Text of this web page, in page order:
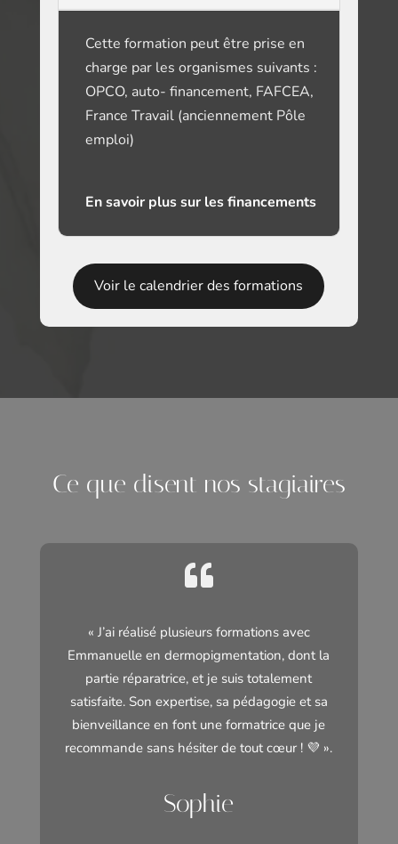
Cette formation peut être prise en
charge par les organismes suivants :
OPCO, auto- financement, FAFCEA,
France Travail (anciennement Pôle
emploi)
En savoir plus sur les financements
Voir le calendrier des formations
Ce que disent nos stagiaires

« J’ai réalisé plusieurs formations avec
Emmanuelle en dermopigmentation, dont la
partie réparatrice, et je suis totalement
satisfaite. Son expertise, sa pédagogie et sa
bienveillance en font une formatrice que je
recommande sans hésiter de tout cœur ! 💜 ».
Sophie